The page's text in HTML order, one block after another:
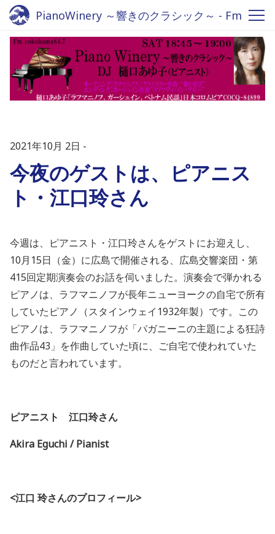
PianoWinery ～響きのクラシック～ - Fm
yokohama 84.7
2021年10月 2日
今夜のゲストは、ピアニス
ト・江口玲さん
今週は、ピアニスト・江口玲さんをゲストにお迎えし、
10月 15日（金）に広島で開催される、広島交響楽団・第
415回定期演奏会のお話を伺いました。演奏会で弾かれる
ピアノは、ラフマニノフが長年ニューヨークの自宅で所有
していたピアノ（スタインウェイ 1932年製）です。この
ピアノは、ラフマニノフが「パガニーニの主題による狂詩
曲作品43 」を作曲していた頃に、ご自宅で使われていた
ものだと言われています。
ピアニスト 江口玲さん
Akira Eguchi / Pianist
<江口 玲さんのプロフィール>